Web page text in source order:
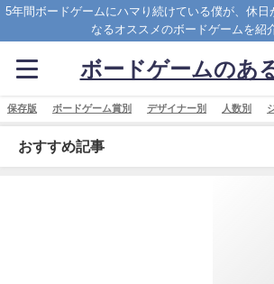
5年間ボードゲームにハマり続けている僕が、休日
なるオススメのボードゲームを紹
ボードゲームのあ
保存版 ボードゲーム賞別 デザイナー別 人数別
おすすめ記事